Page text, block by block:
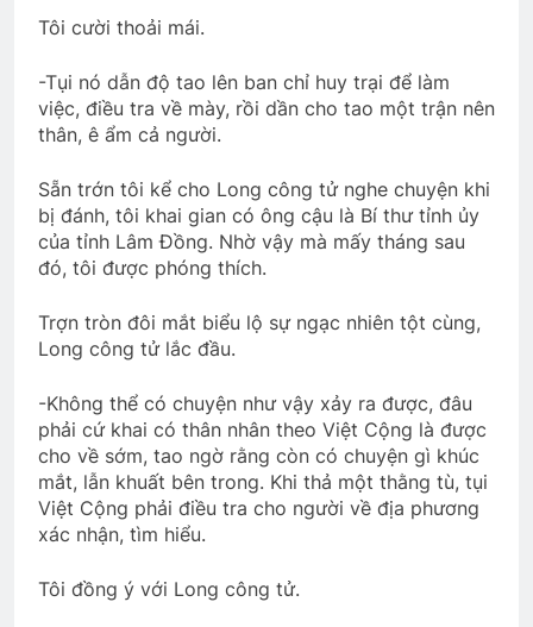
Tôi cười thoải mái.
-Tụi nó dẫn độ tao lên ban chỉ huy trại để làm
việc, điều tra về mày, rồi dần cho tao một trận nên
thân, ê ẩm cả người.
Sẵn trớn tôi kể cho Long công tử nghe chuyện khi
bị đánh, tôi khai gian có ông cậu là Bí thư tỉnh ủy
của tỉnh Lâm Đồng. Nhờ vậy mà mấy tháng sau
đó, tôi được phóng thích.
Trợn tròn đôi mắt biểu lộ sự ngạc nhiên tột cùng,
Long công tử lắc đầu.
-Không thể có chuyện như vậy xảy ra được, đâu
phải cứ khai có thân nhân theo Việt Cộng là được
cho về sớm, tao ngờ rằng còn có chuyện gì khúc
mắt, lẫn khuất bên trong. Khi thả một thằng tù, tụi
Việt Cộng phải điều tra cho người về địa phương
xác nhận, tìm hiểu.
Tôi đồng ý với Long công tử.